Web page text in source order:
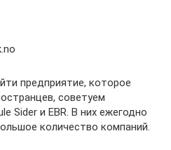
предприятие, которое
советуем
Sider и EBR. В них ежегодно
количество компаний.